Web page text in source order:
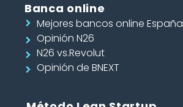
Banca online
Mejores bancos online España
Opinión N26
N26 vs.Revolut
Opinión de BNEXT